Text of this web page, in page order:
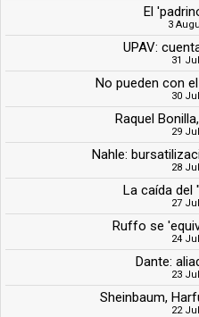
El
3
UPAV:
31
No pueden con
30
Raquel
29
Nahle:
28
La caída del
27
Ruffo se
24
Dante:
23
Sheinbaum,
22